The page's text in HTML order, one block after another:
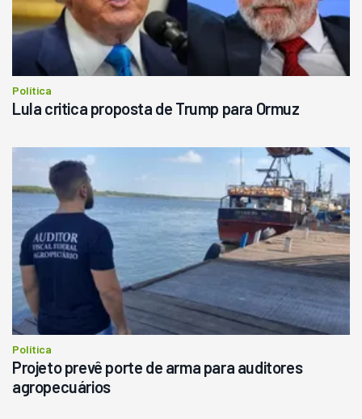
Política
Lula critica proposta de Trump para Ormuz
Política
Projeto prevê porte de arma para auditores
agropecuários